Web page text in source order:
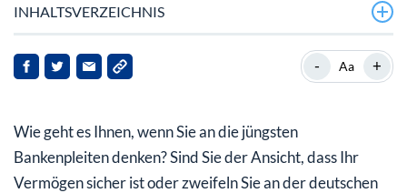
INHALTSVERZEICHNIS
Welche neuen Schutzmaßnahmen es gibt
Endlich spricht ein Politiker die unbequeme Wahrheit
aus
- Aa +
Wie geht es Ihnen, wenn Sie an die jüngsten
Bankenpleiten denken? Sind Sie der Ansicht, dass Ihr
Vermögen sicher ist oder zweifeln Sie an der deutschen